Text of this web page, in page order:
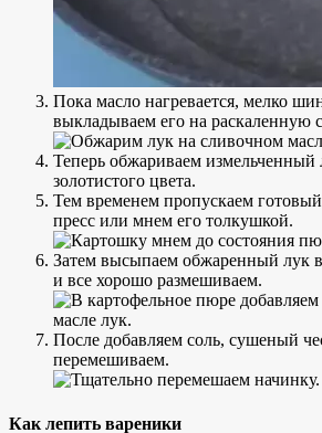
Пока масло нагревается, мелко
выкладываем его на раскаленную
Теперь обжариваем измельченный
золотистого цвета.
Тем временем пропускаем готовый
пресс или мнем его толкушкой.
Затем высыпаем обжаренный лук
и все хорошо размешиваем.
После добавляем соль, сушеный
перемешиваем.
Как лепить вареники